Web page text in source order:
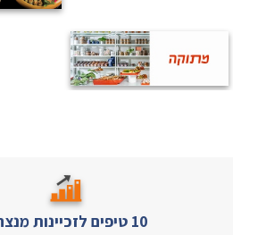
10 טיפים לזכיינות מנצחת